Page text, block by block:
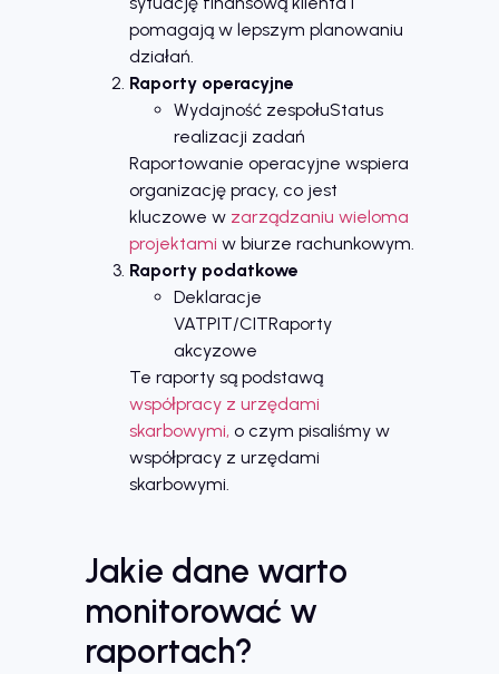
pomagają w lepszym planowaniu
działań.
Raporty operacyjne
Wydajność zespołuStatus
realizacji zadań
Raportowanie operacyjne wspiera
organizację pracy, co jest
kluczowe w zarządzaniu wieloma
projektami w biurze rachunkowym.
Raporty podatkowe
Deklaracje
VATPIT/CITRaporty
akcyzowe
Te raporty są podstawą
współpracy z urzędami
skarbowymi, o czym pisaliśmy w
współpracy z urzędami
skarbowymi.
Jakie dane warto
monitorować w
raportach?